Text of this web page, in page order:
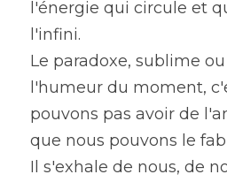
l'énergie qui circule et
l'infini.
Le paradoxe, sublime
l'humeur du moment,
pouvons pas avoir de
que nous pouvons le
Il s'exhale de nous, de